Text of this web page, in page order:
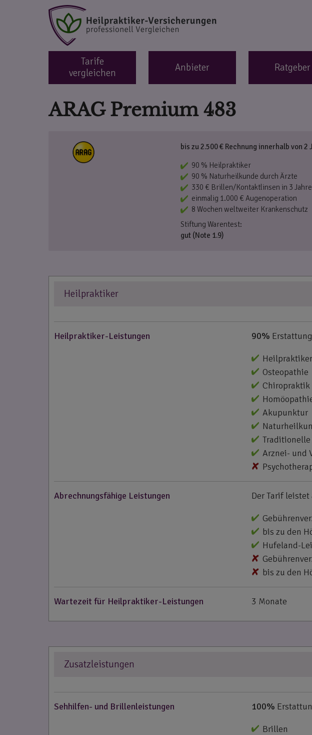
Tarife
vergleichen
Anbieter Ratgeber
ARAG Premium 483
bis zu 2.500 € Rechnung innerhalb von 2
90 % Heilpraktiker
90 % Naturheilkunde durch Ärzte
330 € Brillen/Kontaktlinsen in 3
einmalig 1.000 € Augenoperation
8 Wochen weltweiter Krankenschutz
Stiftung Warentest:
gut (Note 1.9)
Heilpraktiker
Heilpraktiker-Leistungen 90% Erstattung
Heilpraktiker
Osteopathie
Chiropraktik
Akupunktur
Traditionelle
Arznei- und
Abrechnungsfähige Leistungen Der Tarif
bis zu den
Hufeland-
bis zu den
Wartezeit für Heilpraktiker-Leistungen 3 Monate
Zusatzleistungen
Sehhilfen- und Brillenleistungen 100%
Brillen